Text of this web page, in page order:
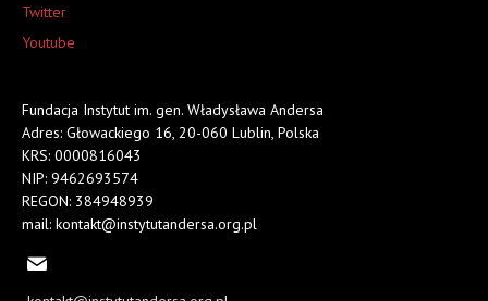
Twitter
Youtube
Fundacja Instytut im. gen. Władysława Andersa
Adres: Głowackiego 16, 20-060 Lublin, Polska
KRS: 0000816043
NIP: 9462693574
REGON: 384948939
mail: kontakt@instytutandersa.org.pl